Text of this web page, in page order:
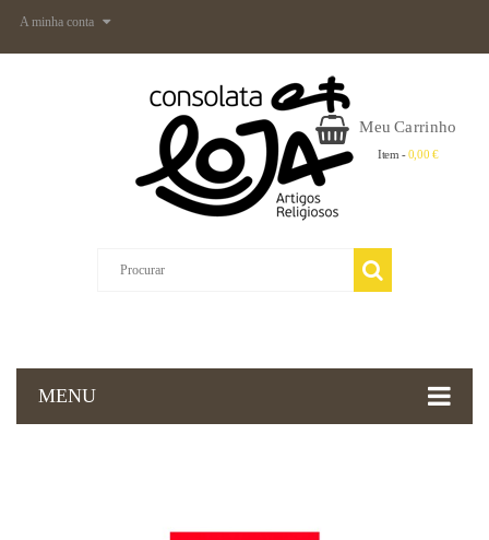
A minha conta
Meu Carrinho
Item - 0,00 €
MENU